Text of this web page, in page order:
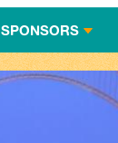
SPONSORS